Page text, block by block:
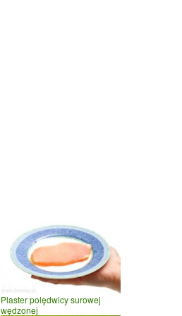
Plaster polędwicy surowej
wędzonej